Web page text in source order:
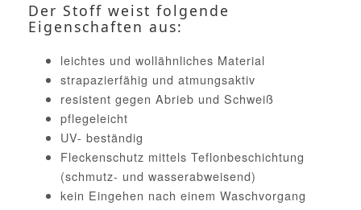
Der Stoff weist folgende
Eigenschaften aus:
leichtes und wollähnliches Material
strapazierfähig und atmungsaktiv
resistent gegen Abrieb und Schweiß
pflegeleicht
UV- beständig
Fleckenschutz mittels Teflonbeschichtung
(schmutz- und wasserabweisend)
kein Eingehen nach einem Waschvorgang